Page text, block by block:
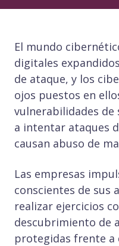
El mundo
digitales
de ataque, y los
ojos puestos en
vulnerabilidades de
a intentar ataques
causan abuso de
Las empresas
conscientes de sus
realizar ejercicios
descubrimiento de
protegidas frente a